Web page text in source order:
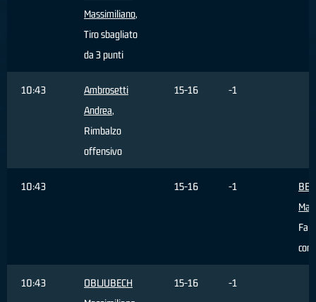
Massimiliano,
Tiro sbagliato
da 3 punti
10:43
Ambrosetti
Andrea,
Rimbalzo
offensivo
15-16 -1
10:43 15-16 -1
10:43
OBLJUBECH
15-16 -1